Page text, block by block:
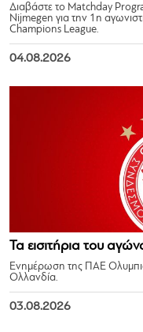
Διαβάστε το Matchday
Nijmegen για την 1η
Champions League.
04.08.2026
Τα εισιτήρια του
Ενημέρωση της ΠΑΕ
Ολλανδία.
03.08.2026